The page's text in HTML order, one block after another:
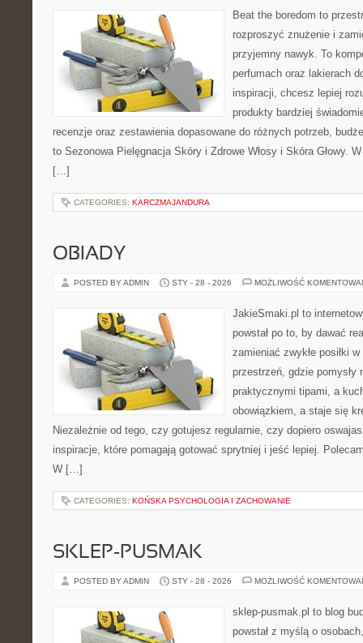
Beat the boredom to
rozproszyć znużenie i
przyjemny nawyk. To
perfumach oraz lakierach
inspiracji, chcesz lepiej
produkty bardziej
recenzje oraz zestawienia dopasowane do różnych potrzeb,
to Sezonowa Pielęgnacja Skóry i Zdrowe Włosy i Skóra Głowy.
[…]
CATEGORIES: KARCZMAJANDURA
OBIADY
POSTED BY ADMIN STY - 28 - 2026 MOŻLIWOŚĆ
JakieSmaki.pl to
powstał po to, by dawać
zamieniać zwykłe posiłki
przestrzeń, gdzie pomysły
praktycznymi tipami, a
obowiązkiem, a staje się
Niezależnie od tego, czy gotujesz regularnie, czy dopiero
inspiracje, które pomagają gotować sprytniej i jeść lepiej.
W […]
CATEGORIES: KOŃSKA PSYCHOLOGIA I ZACHOWANIE
SKLEP-PUSMAK
POSTED BY ADMIN STY - 28 - 2026 MOŻLIWOŚĆ
sklep-pusmak.pl to blog
powstał z myślą o